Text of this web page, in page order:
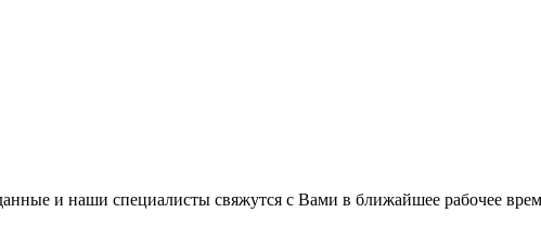
и наши специалисты свяжутся с Вами в ближайшее рабочее